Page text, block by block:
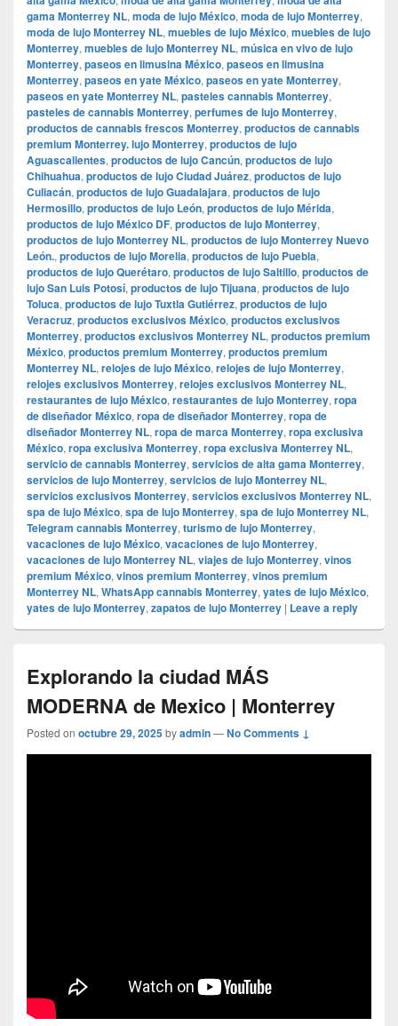
gama Monterrey NL, moda de lujo México, moda de lujo Monterrey,
moda de lujo Monterrey NL, muebles de lujo México, muebles de lujo
Monterrey, muebles de lujo Monterrey NL, música en vivo de lujo
Monterrey, paseos en limusina México, paseos en limusina
Monterrey, paseos en yate México, paseos en yate Monterrey,
paseos en yate Monterrey NL, pasteles cannabis Monterrey,
pasteles de cannabis Monterrey, perfumes de lujo Monterrey,
productos de cannabis frescos Monterrey, productos de cannabis
premium Monterrey. lujo Monterrey, productos de lujo
Aguascalientes, productos de lujo Cancún, productos de lujo
Chihuahua, productos de lujo Ciudad Juárez, productos de lujo
Culiacán, productos de lujo Guadalajara, productos de lujo
Hermosillo, productos de lujo León, productos de lujo Mérida,
productos de lujo México DF, productos de lujo Monterrey,
productos de lujo Monterrey NL, productos de lujo Monterrey Nuevo
León., productos de lujo Morelia, productos de lujo Puebla,
productos de lujo Querétaro, productos de lujo Saltillo, productos de
lujo San Luis Potosí, productos de lujo Tijuana, productos de lujo
Toluca, productos de lujo Tuxtla Gutiérrez, productos de lujo
Veracruz, productos exclusivos México, productos exclusivos
Monterrey, productos exclusivos Monterrey NL, productos premium
México, productos premium Monterrey, productos premium
Monterrey NL, relojes de lujo México, relojes de lujo Monterrey,
relojes exclusivos Monterrey, relojes exclusivos Monterrey NL,
restaurantes de lujo México, restaurantes de lujo Monterrey, ropa
de diseñador México, ropa de diseñador Monterrey, ropa de
diseñador Monterrey NL, ropa de marca Monterrey, ropa exclusiva
México, ropa exclusiva Monterrey, ropa exclusiva Monterrey NL,
servicio de cannabis Monterrey, servicios de alta gama Monterrey,
servicios de lujo Monterrey, servicios de lujo Monterrey NL,
servicios exclusivos Monterrey, servicios exclusivos Monterrey NL,
spa de lujo México, spa de lujo Monterrey, spa de lujo Monterrey NL,
Telegram cannabis Monterrey, turismo de lujo Monterrey,
vacaciones de lujo México, vacaciones de lujo Monterrey,
vacaciones de lujo Monterrey NL, viajes de lujo Monterrey, vinos
premium México, vinos premium Monterrey, vinos premium
Monterrey NL, WhatsApp cannabis Monterrey, yates de lujo México,
yates de lujo Monterrey, zapatos de lujo Monterrey | Leave a reply
Explorando la ciudad MÁS
MODERNA de Mexico | Monterrey
Posted on octubre 29, 2025byadmin—No Comments ↓